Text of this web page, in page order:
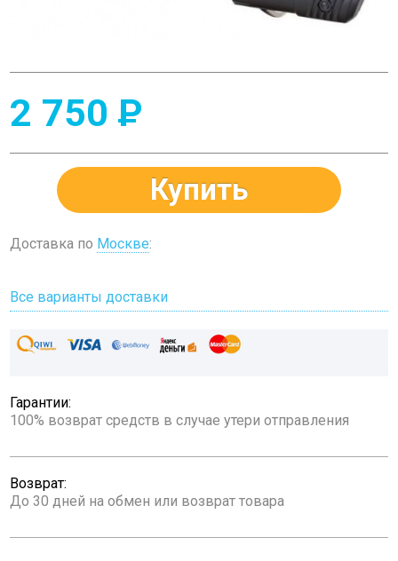
2 750 P
Купить
Доставка по Москве:
Все варианты доставки
Гарантии:
100% возврат средств в случае утери отправления
Возврат:
До 30 дней на обмен или возврат товара